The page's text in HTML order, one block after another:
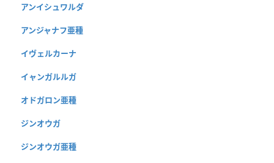
アンイシュワルダ
アンジャナフ亜種
イヴェルカーナ
イャンガルルガ
オドガロン亜種
ジンオウガ
ジンオウガ亜種